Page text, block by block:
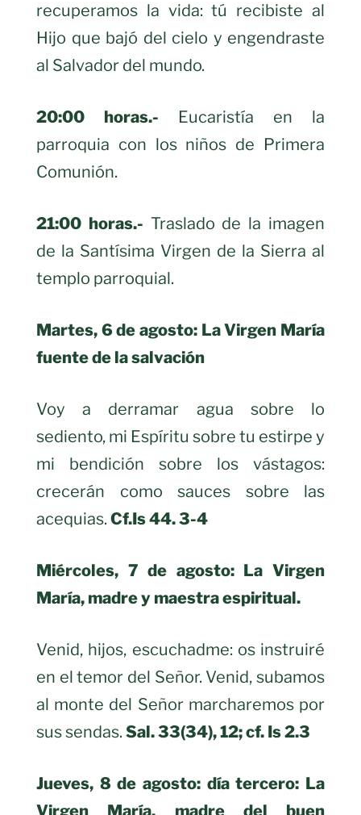
recuperamos la vida: tú recibiste al
Hijo que bajó del cielo y engendraste
al Salvador del mundo.
20:00 horas.- Eucaristía en la
parroquia con los niños de Primera
Comunión.
21:00 horas.- Traslado de la imagen
de la Santísima Virgen de la Sierra al
templo parroquial.
Martes, 6 de agosto: La Virgen María
fuente de la salvación
Voy a derramar agua sobre lo
sediento, mi Espíritu sobre tu estirpe y
mi bendición sobre los vástagos:
crecerán como sauces sobre las
acequias. Cf.Is 44. 3-4
Miércoles, 7 de agosto: La Virgen
María, madre y maestra espiritual.
Venid, hijos, escuchadme: os instruiré
en el temor del Señor. Venid, subamos
al monte del Señor marcharemos por
sus sendas. Sal. 33(34), 12; cf. Is 2.3
Jueves, 8 de agosto: día tercero: La